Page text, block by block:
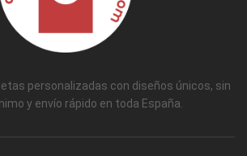
personalizadas con diseños únicos, sin
y envío rápido en toda España.